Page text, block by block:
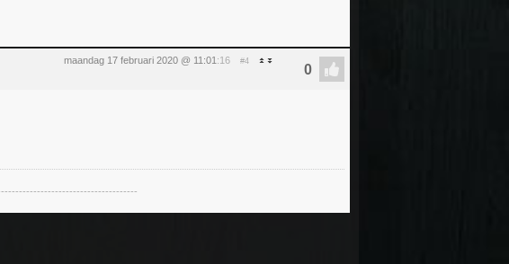
maandag 17 februari 2020 @ 11:01 :16 #4